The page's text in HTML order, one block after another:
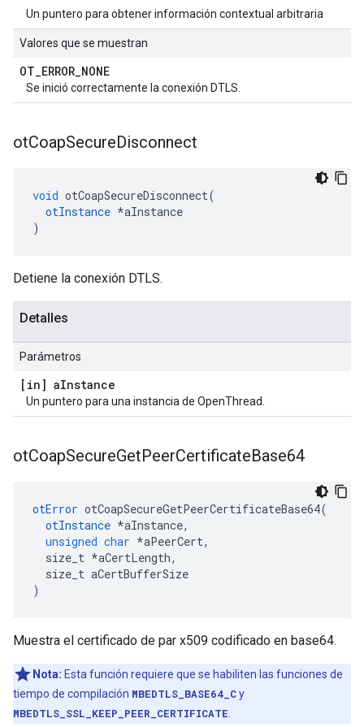
Un puntero para obtener información contextual arbitraria
Valores que se muestran
OT_ERROR_NONE
Se inició correctamente la conexión DTLS.
otCoapSecureDisconnect
void otCoapSecureDisconnect(
otInstance *aInstance
)
Detiene la conexión DTLS.
Detalles
Parámetros
[in] aInstance
Un puntero para una instancia de OpenThread.
otCoapSecureGetPeerCertificateBase64
otError otCoapSecureGetPeerCertificateBase64(
otInstance *aInstance,
unsigned char *aPeerCert,
size_t *aCertLength,
size_t aCertBufferSize
)
Muestra el certificado de par x509 codificado en base64.
Nota: Esta función requiere que se habiliten las funciones de
tiempo de compilación MBEDTLS_BASE64_Cy
MBEDTLS_SSL_KEEP_PEER_CERTIFICATE